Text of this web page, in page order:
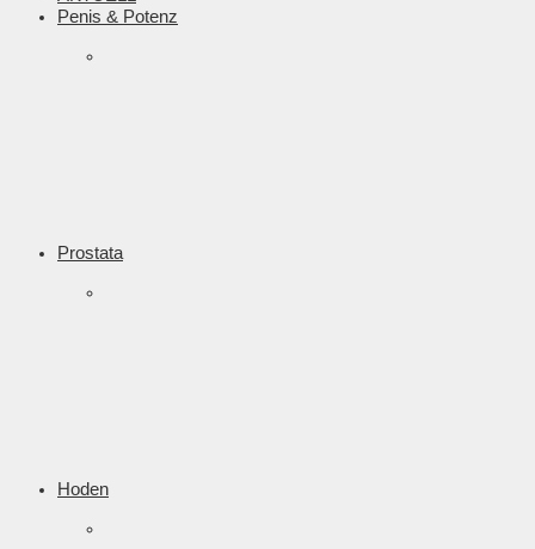
Penis & Potenz
Prostata
Hoden